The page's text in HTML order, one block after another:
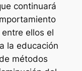
continuará
ellos el
la educación
métodos